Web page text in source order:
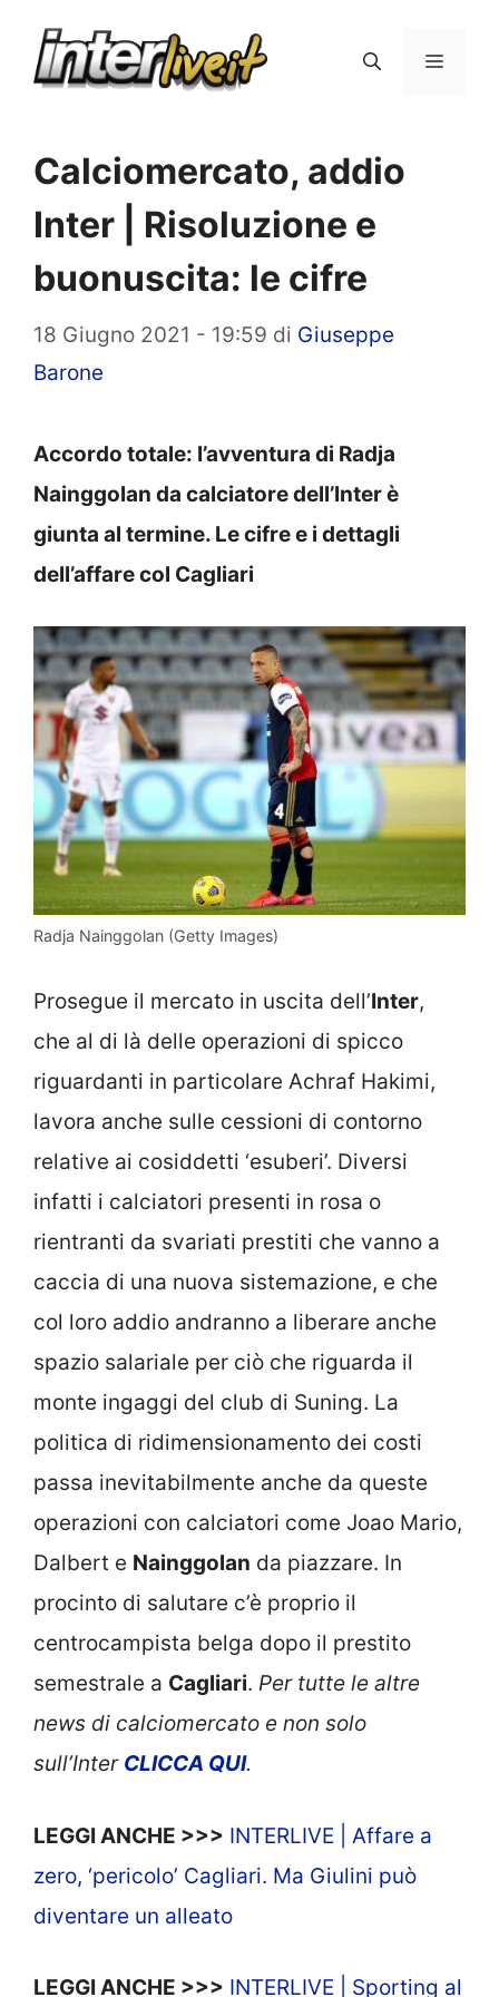
Menu
Calciomercato, addio
Inter | Risoluzione e
buonuscita: le cifre
18 Giugno 2021 - 19:59 di Giuseppe
Barone
Accordo totale: l’avventura di Radja
Nainggolan da calciatore dell’Inter è
giunta al termine. Le cifre e i dettagli
dell’affare col Cagliari
Radja Nainggolan (Getty Images)
Prosegue il mercato in uscita dell’Inter,
che al di là delle operazioni di spicco
riguardanti in particolare Achraf Hakimi,
lavora anche sulle cessioni di contorno
relative ai cosiddetti ‘esuberi’. Diversi
infatti i calciatori presenti in rosa o
rientranti da svariati prestiti che vanno a
caccia di una nuova sistemazione, e che
col loro addio andranno a liberare anche
spazio salariale per ciò che riguarda il
monte ingaggi del club di Suning. La
politica di ridimensionamento dei costi
passa inevitabilmente anche da queste
operazioni con calciatori come Joao Mario,
Dalbert e Nainggolan da piazzare. In
procinto di salutare c’è proprio il
centrocampista belga dopo il prestito
semestrale a Cagliari. Per tutte le altre
news di calciomercato e non solo
sull’Inter CLICCA QUI.
LEGGI ANCHE >>> INTERLIVE | Affare a
zero, ‘pericolo’ Cagliari. Ma Giulini può
diventare un alleato
LEGGI ANCHE >>> INTERLIVE | Sporting al